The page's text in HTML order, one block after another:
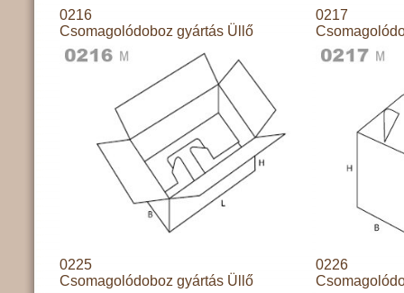
0216
Csomagolódoboz gyártás Üllő
0217
0225
Csomagolódoboz gyártás Üllő
0226